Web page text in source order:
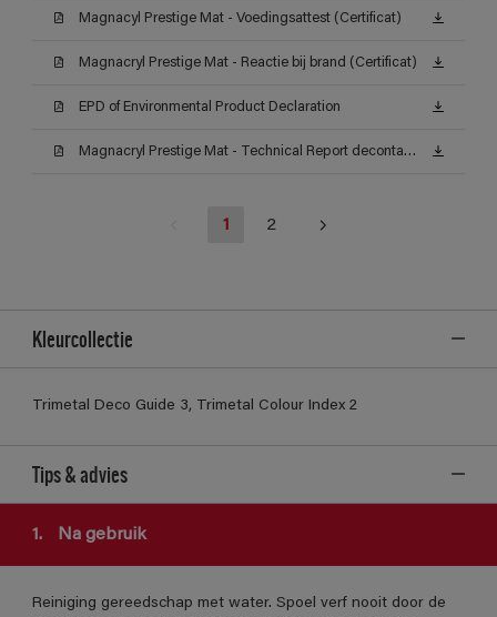
Magnacyl Prestige Mat - Voedingsattest (Certificat)
Magnacryl Prestige Mat - Reactie bij brand (Certificat)
EPD of Environmental Product Declaration
Magnacryl Prestige Mat - Technical Report decontamineerbaarheid (Certificat)
1 2
Kleurcollectie
Trimetal Deco Guide 3, Trimetal Colour Index 2
Tips & advies
1. Na gebruik
Reiniging gereedschap met water. Spoel verf nooit door de